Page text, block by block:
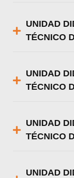
UNIDAD
TÉCNICO
UNIDAD
TÉCNICO
UNIDAD
TÉCNICO
UNIDAD